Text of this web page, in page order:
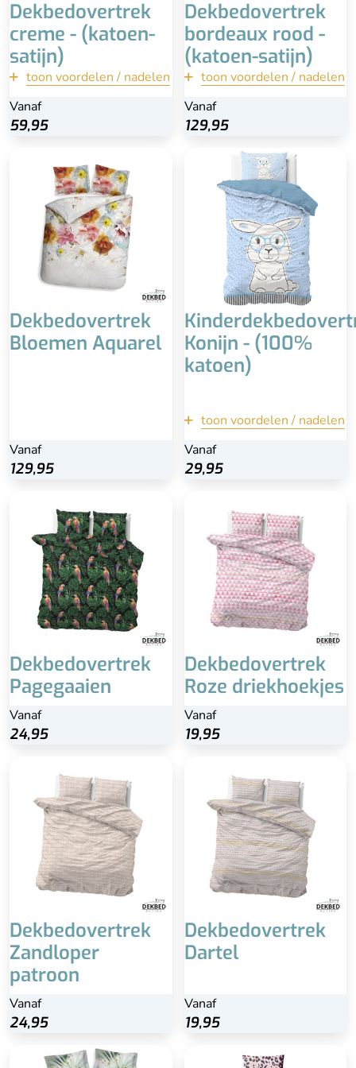
Dekbedovertrek
creme - (katoen-
satijn)
toon voordelen / nadelen
Vanaf
59,95
terug
Bekijk
Dekbedovertrek
bordeaux rood -
(katoen-satijn)
toon voordelen / nadelen
Vanaf
129,95
terug
Bekijk
Dekbedovertrek
Bloemen Aquarel
Vanaf
129,95
Konijn - (100%
katoen)
toon voordelen / nadelen
Vanaf
29,95
Beste keuze!
Duurzaam, blijft langer
mooi
Hypoallergeen, weinig tot
geen allergische reacties
Minder zweten door
ademende stof
Krimp- en
kreukgevoeliger dan
andere stoffen bij het
onjuist opvolgen van
wasvoorschrift
Kleuren kunnen na
Bekijk
Dekbedovertrek
Pagegaaien
Vanaf
24,95
Dekbedovertrek
Roze driekhoekjes
Vanaf
19,95
Dekbedovertrek
Zandloper
patroon
Vanaf
24,95
Dekbedovertrek
Dartel
Vanaf
19,95